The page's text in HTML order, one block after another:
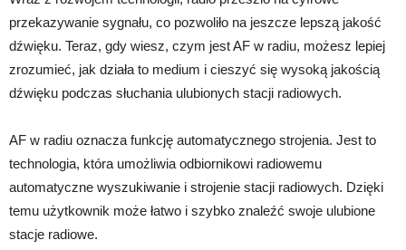
przekazywanie sygnału, co pozwoliło na jeszcze lepszą jakość
dźwięku. Teraz, gdy wiesz, czym jest AF w radiu, możesz lepiej
zrozumieć, jak działa to medium i cieszyć się wysoką jakością
dźwięku podczas słuchania ulubionych stacji radiowych.
AF w radiu oznacza funkcję automatycznego strojenia. Jest to
technologia, która umożliwia odbiornikowi radiowemu
automatyczne wyszukiwanie i strojenie stacji radiowych. Dzięki
temu użytkownik może łatwo i szybko znaleźć swoje ulubione
stacje radiowe.